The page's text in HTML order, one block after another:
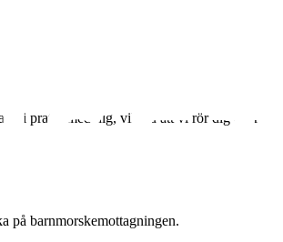
vi pratar med dig, vill du att vi rör dig eller
på barnmorskemottagningen.